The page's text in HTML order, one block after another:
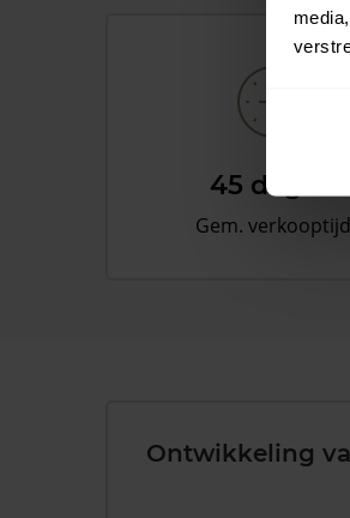
45 dagen
Gem. verkooptijd
Ontwikkeling